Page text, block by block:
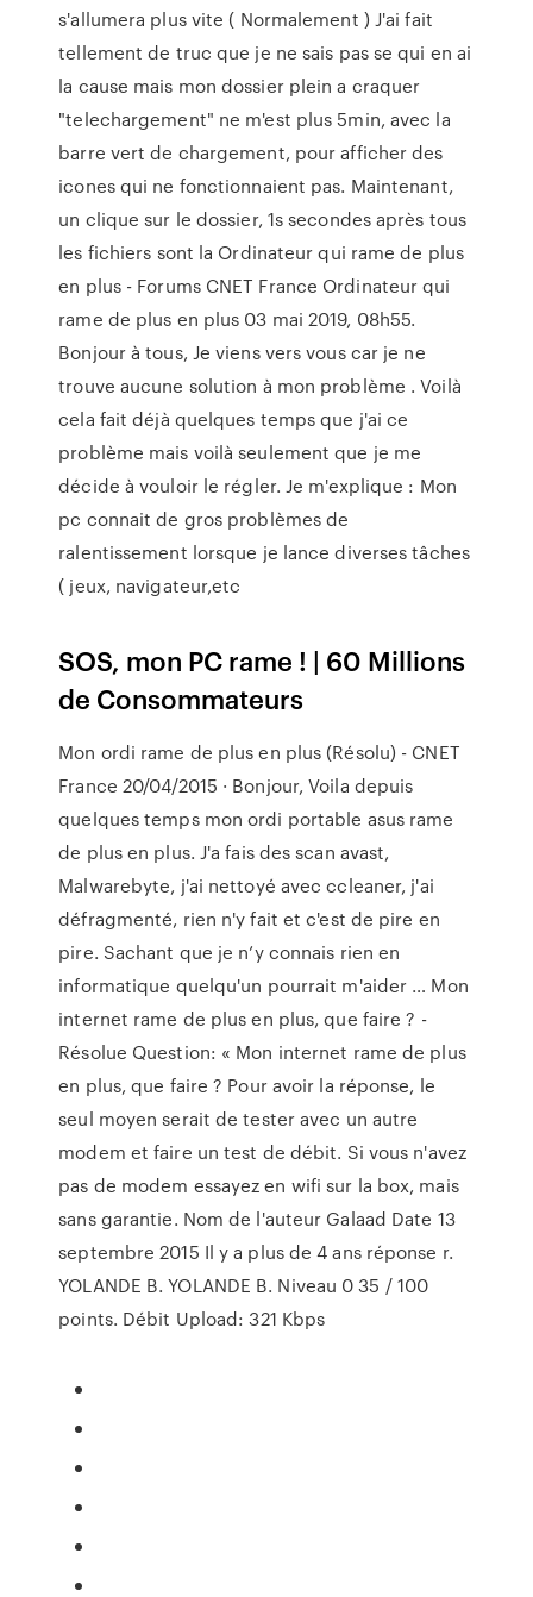
s'allumera plus vite ( Normalement ) J'ai fait
tellement de truc que je ne sais pas se qui en ai
la cause mais mon dossier plein a craquer
"telechargement" ne m'est plus 5min, avec la
barre vert de chargement, pour afficher des
icones qui ne fonctionnaient pas. Maintenant,
un clique sur le dossier, 1s secondes après tous
les fichiers sont la Ordinateur qui rame de plus
en plus - Forums CNET France Ordinateur qui
rame de plus en plus 03 mai 2019, 08h55.
Bonjour à tous, Je viens vers vous car je ne
trouve aucune solution à mon problème . Voilà
cela fait déjà quelques temps que j'ai ce
problème mais voilà seulement que je me
décide à vouloir le régler. Je m'explique : Mon
pc connait de gros problèmes de
ralentissement lorsque je lance diverses tâches
( jeux, navigateur,etc
SOS, mon PC rame ! | 60 Millions
de Consommateurs
Mon ordi rame de plus en plus (Résolu) - CNET
France 20/04/2015 · Bonjour, Voila depuis
quelques temps mon ordi portable asus rame
de plus en plus. J'a fais des scan avast,
Malwarebyte, j'ai nettoyé avec ccleaner, j'ai
défragmenté, rien n'y fait et c'est de pire en
pire. Sachant que je n’y connais rien en
informatique quelqu'un pourrait m'aider … Mon
internet rame de plus en plus, que faire ? -
Résolue Question: « Mon internet rame de plus
en plus, que faire ? Pour avoir la réponse, le
seul moyen serait de tester avec un autre
modem et faire un test de débit. Si vous n'avez
pas de modem essayez en wifi sur la box, mais
sans garantie. Nom de l'auteur Galaad Date 13
septembre 2015 Il y a plus de 4 ans réponse r.
YOLANDE B. YOLANDE B. Niveau 0 35 / 100
points. Débit Upload: 321 Kbps